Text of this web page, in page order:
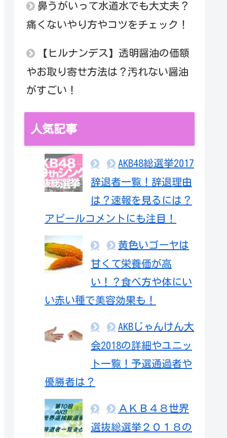
鼻うがいって水道水でも大丈夫？
痛くないやり方やコツをチェック！
【ヒルナンデス】透明醤油の価額
やお取り寄せ方法は？汚れない醤油
がすごい！
人気記事
AKB48総選挙2017
辞退者一覧！辞退理由
は？速報を見るには？
アピールコメントにも注目！
黄色いゴーヤは
甘くて栄養価が高
い！？食べ方や体にい
い赤い種で美容効果も！
AKBじゃんけん大
会2018の詳細やユニッ
ト一覧！予選通過者や
優勝者は？
ＡＫＢ４８世界
選抜総選挙２０１８の